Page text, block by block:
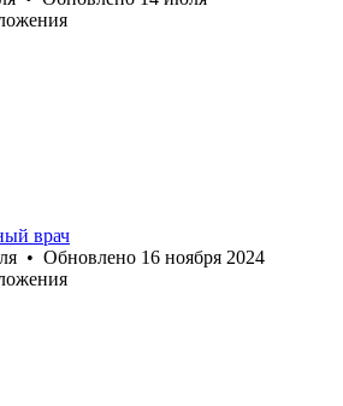
врач
• Обновлено 16 ноября 2024